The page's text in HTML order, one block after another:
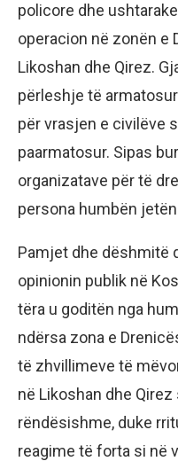
policore dhe
operacion në zonën e
Likoshan dhe Qirez.
përleshje të
për vrasjen e civilëve
paarmatosur. Sipas
organizatave për të
persona humbën
Pamjet dhe dëshmitë
opinionin publik në
tëra u goditën nga
ndërsa zona e
të zhvillimeve të
në Likoshan dhe
rëndësishme, duke
reagime të forta si në